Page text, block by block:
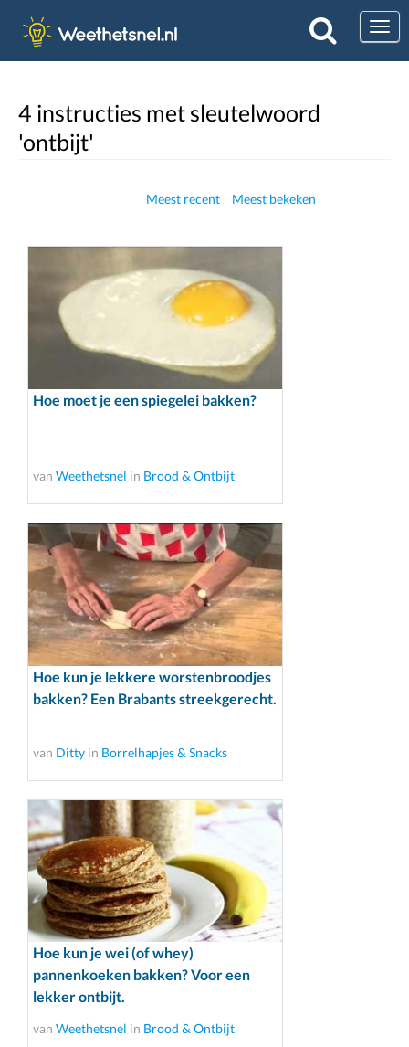
4 instructies met sleutelwoord
'ontbijt'
Meest recent Meest bekeken
Hoe moet je een spiegelei bakken?
van Weethetsnel in Brood & Ontbijt
Hoe kun je lekkere worstenbroodjes
bakken? Een Brabants streekgerecht.
van Ditty in Borrelhapjes & Snacks
Hoe kun je wei (of whey)
pannenkoeken bakken? Voor een
lekker ontbijt.
van Weethetsnel in Brood & Ontbijt